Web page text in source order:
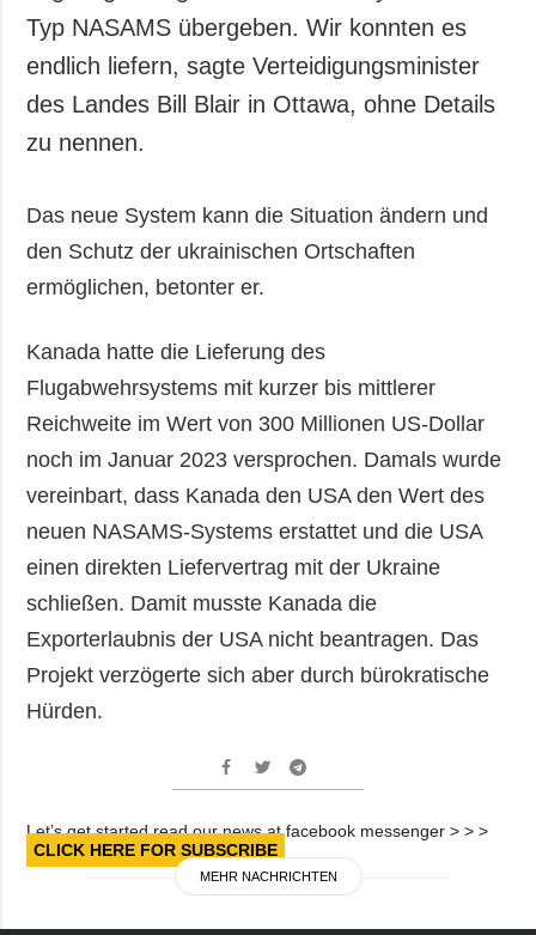
Interview
Fotos
Video
Fotobank
Typ NASAMS übergeben. Wir konnten es
endlich liefern, sagte Verteidigungsminister
des Landes Bill Blair in Ottawa, ohne Details
zu nennen.
Das neue System kann die Situation ändern und
den Schutz der ukrainischen Ortschaften
ermöglichen, betonter er.
Kanada hatte die Lieferung des
Flugabwehrsystems mit kurzer bis mittlerer
Reichweite im Wert von 300 Millionen US-Dollar
noch im Januar 2023 versprochen. Damals wurde
vereinbart, dass Kanada den USA den Wert des
neuen NASAMS-Systems erstattet und die USA
einen direkten Liefervertrag mit der Ukraine
schließen. Damit musste Kanada die
Exporterlaubnis der USA nicht beantragen. Das
Projekt verzögerte sich aber durch bürokratische
Hürden.
Let’s get started read our news at facebook messenger > > >
CLICK HERE FOR SUBSCRIBE
MEHR NACHRICHTEN